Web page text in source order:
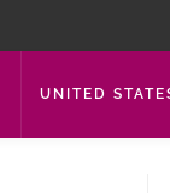
UNITED